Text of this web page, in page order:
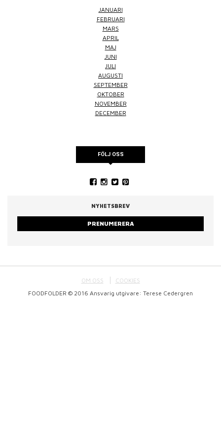
JANUARI
FEBRUARI
MARS
APRIL
MAJ
JUNI
JULI
AUGUSTI
SEPTEMBER
OKTOBER
NOVEMBER
DECEMBER
FÖLJ OSS
NYHETSBREV
PRENUMERERA
OM OSS
COOKIES
FOODFOLDER © 2016 Ansvarig utgivare: Terese Cedergren